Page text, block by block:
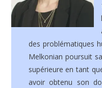
des problématiques
Melkonian poursuit
supérieure en tant
avoir obtenu son